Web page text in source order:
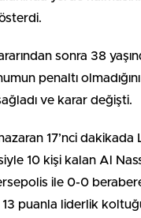
sonra 38
penaltı
ve karar değişti.
17’nci dakikada
10 kişi kalan Al
ile 0-0
puanla liderlik